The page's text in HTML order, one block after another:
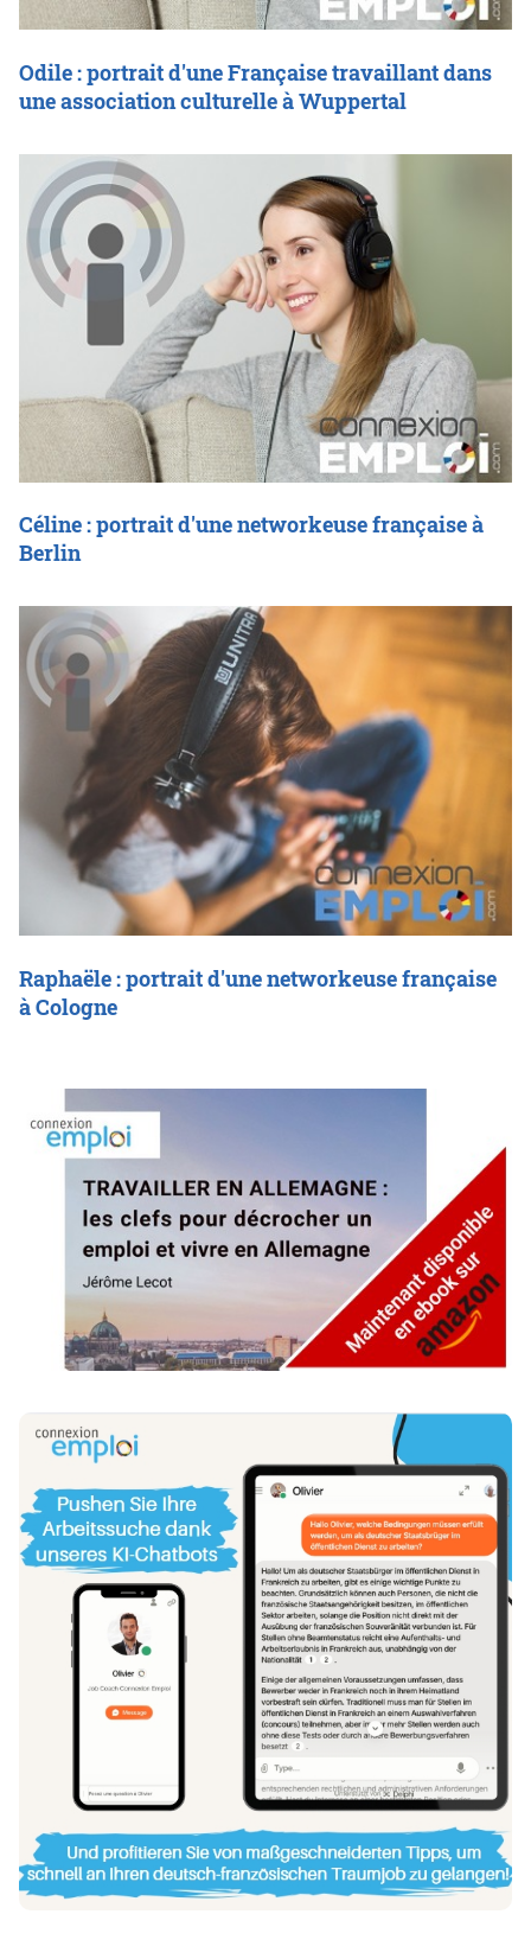
Odile : portrait d'une Française travaillant dans
une association culturelle à Wuppertal
Céline : portrait d'une networkeuse française à
Berlin
Raphaële : portrait d'une networkeuse française
à Cologne